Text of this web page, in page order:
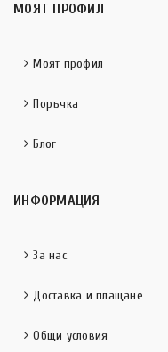
МОЯТ ПРОФИЛ
Моят профил
Поръчка
Блог
ИНФОРМАЦИЯ
За нас
Доставка и плащане
Общи условия